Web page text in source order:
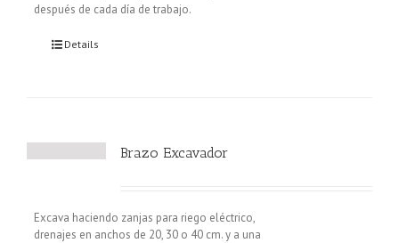
después de cada día de trabajo.
Details
Brazo Excavador
Excava haciendo zanjas para riego eléctrico,
drenajes en anchos de 20, 30 o 40 cm. y a una